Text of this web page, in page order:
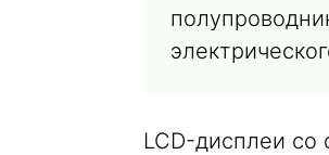
LCD-дисплеи со